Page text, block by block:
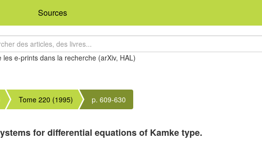
Sources
les e-prints dans la recherche (arXiv, HAL)
Tome 220 (1995) p. 609-630
for differential equations of Kamke type.